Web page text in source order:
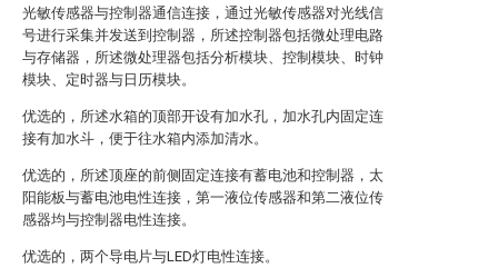
光敏传感器与控制器通信连接，通过光敏传感器对光线信
号进行采集并发送到控制器，所述控制器包括微处理电路
与存储器，所述微处理器包括分析模块、控制模块、时钟
模块、定时器与日历模块。
优选的，所述水箱的顶部开设有加水孔，加水孔内固定连
接有加水斗，便于往水箱内添加清水。
优选的，所述顶座的前侧固定连接有蓄电池和控制器，太
阳能板与蓄电池电性连接，第一液位传感器和第二液位传
感器均与控制器电性连接。
优选的，两个导电片与LED灯电性连接。